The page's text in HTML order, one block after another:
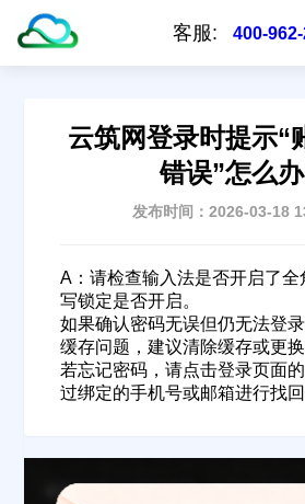
客服: 400-
云筑网登录时提示“
错误”怎么办
发布时间：2026-03-18
A：请检查输入法是否开启了全
写锁定是否开启。
如果确认密码无误但仍无法登
缓存问题，建议清除缓存或更换
若忘记密码，请点击登录页面的
过绑定的手机号或邮箱进行找回